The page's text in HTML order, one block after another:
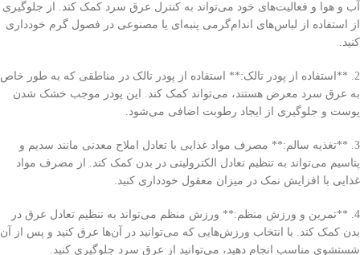
آب و هوا و فعالیت‌های خود می‌تواند به کنترل عرق سرد کمک کند. از جلوگیری
از استفاده از لباس‌های اندام‌گرمی پنبه‌ای یا مصنوعی در فصول گرم خودداری
کنید.
2. **استفاده از پودر تالک:** استفاده از پودر تالک در مناطقی که به طور خاص
به عرق سرد معرض هستند، می‌تواند کمک کند. این پودر موجب خشک شدن
پوست و جلوگیری از ایجاد رطوبت اضافی می‌شود.
3. **تغذیه سالم:** مصرف مواد غذایی با تعادل املاح معدنی مانند سدیم و
پتاسیم می‌تواند به تنظیم تعادل الکترولیتی در بدن کمک کند. از مصرف مواد
غذایی با افزایش نمک در میزان معقول خودداری کنید.
4. **تمرین و ورزش منظم:** ورزش منظم می‌تواند به تنظیم تعادل عرق در
بدن کمک کند. با انتخاب ورزش‌هایی که می‌توانید در آن‌ها عرق کنید و پس از آن
شستشوی مناسب انجام دهید، می‌توانید از عرق سرد جلوگیری کنید.